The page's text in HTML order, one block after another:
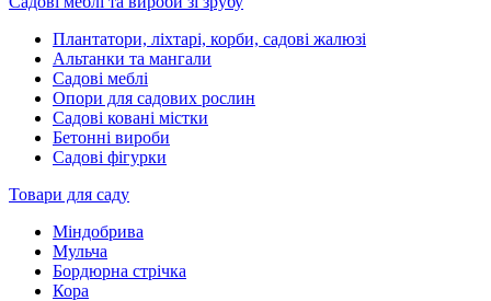
Плантатори, ліхтарі, корби, садові жалюзі
Альтанки та мангали
Садові меблі
Опори для садових рослин
Садові ковані містки
Бетонні вироби
Садові фігурки
Товари для саду
Міндобрива
Мульча
Бордюрна стрічка
Кора